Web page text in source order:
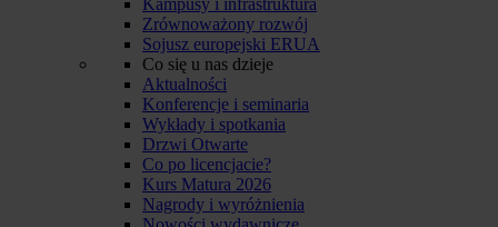
Zrównoważony rozwój
Sojusz europejski ERUA
Co się u nas dzieje
Aktualności
Konferencje i seminaria
Wykłady i spotkania
Drzwi Otwarte
Co po licencjacie?
Kurs Matura 2026
Nagrody i wyróżnienia